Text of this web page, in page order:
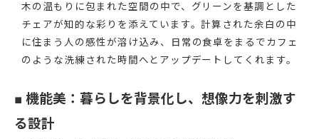
木の温もりに包まれた空間の中で、グリーンを基調とした
チェアが知的な彩りを添えています。計算された余白の中
に住まう人の感性が溶け込み、日常の食卓をまるでカフェ
のような洗練された時間へとアップデートしてくれます。
■ 機能美：暮らしを背景化し、想像力を刺激す
る設計